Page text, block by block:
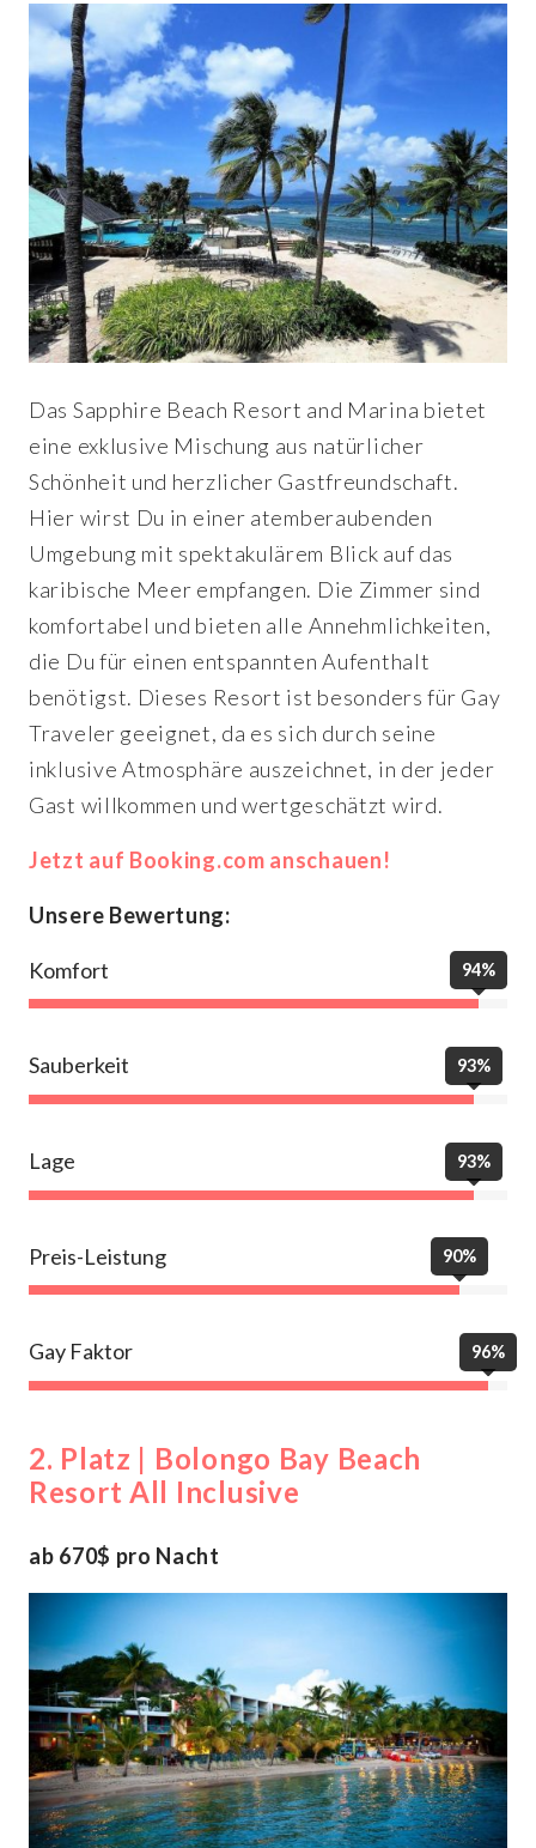
Das Sapphire Beach Resort and Marina bietet
eine exklusive Mischung aus natürlicher
Schönheit und herzlicher Gastfreundschaft.
Hier wirst Du in einer atemberaubenden
Umgebung mit spektakulärem Blick auf das
karibische Meer empfangen. Die Zimmer sind
komfortabel und bieten alle Annehmlichkeiten,
die Du für einen entspannten Aufenthalt
benötigst. Dieses Resort ist besonders für Gay
Traveler geeignet, da es sich durch seine
inklusive Atmosphäre auszeichnet, in der jeder
Gast willkommen und wertgeschätzt wird.
Jetzt auf Booking.com anschauen!
Unsere Bewertung:
Komfort 94%
Sauberkeit 93%
Lage 93%
Preis-Leistung 90%
Gay Faktor 96%
2. Platz | Bolongo Bay Beach
Resort All Inclusive
ab 670$ pro Nacht